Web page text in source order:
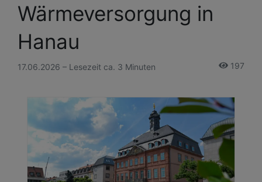
Wärmeversorgung in
Hanau
17.06.2026 – Lesezeit ca. 3 Minuten 197